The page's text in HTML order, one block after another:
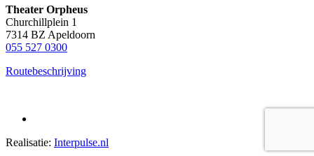
Theater Orpheus
Churchillplein 1
7314 BZ Apeldoorn
055 527 0300
Routebeschrijving
Realisatie: Interpulse.nl